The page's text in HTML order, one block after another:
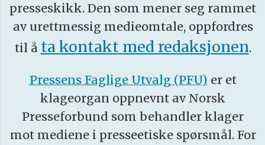
presseskikk. Den som mener seg rammet
av urettmessig medieomtale, oppfordres
til å ta kontakt med redaksjonen.
Pressens Faglige Utvalg (PFU) er et
klageorgan oppnevnt av Norsk
Presseforbund som behandler klager
mot mediene i presseetiske spørsmål. For